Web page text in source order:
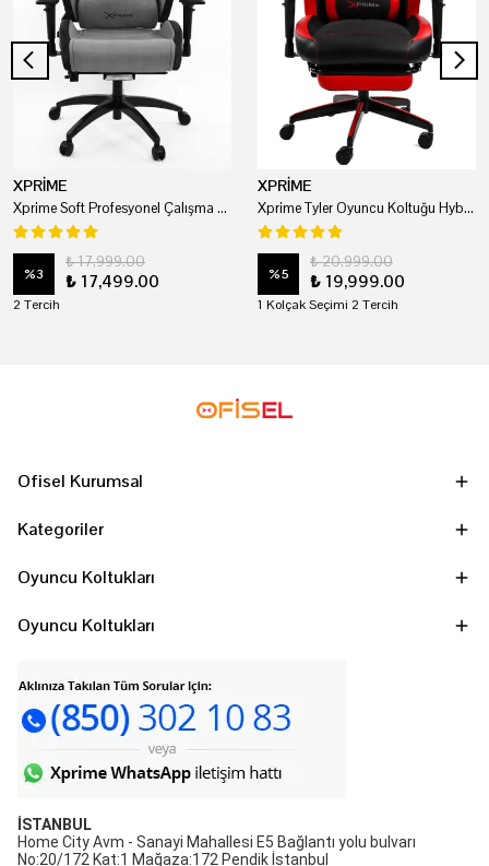
XPRİME
Xprime Soft Profesyonel Çalışma Ve Oyuncu Koltuğu
%3
₺ 17,999.00
₺ 17,499.00
2 Tercih
XPRİME
Xprime Tyler Oyuncu Koltuğu Hybrid Kumaş Kırmızı
%5
₺ 20,999.00
₺ 19,999.00
1 Kolçak Seçimi 2 Tercih
Ofisel Kurumsal
Kategoriler
Oyuncu Koltukları
Oyuncu Koltukları
İSTANBUL
Home City Avm - Sanayi Mahallesi E5 Bağlantı yolu bulvarı
No:20/172 Kat:1 Mağaza:172 Pendik İstanbul